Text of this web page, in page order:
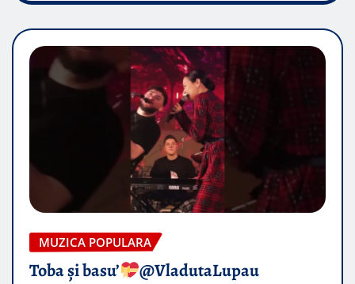
MUZICA POPULARA
Toba și basu’ @VladutaLupau